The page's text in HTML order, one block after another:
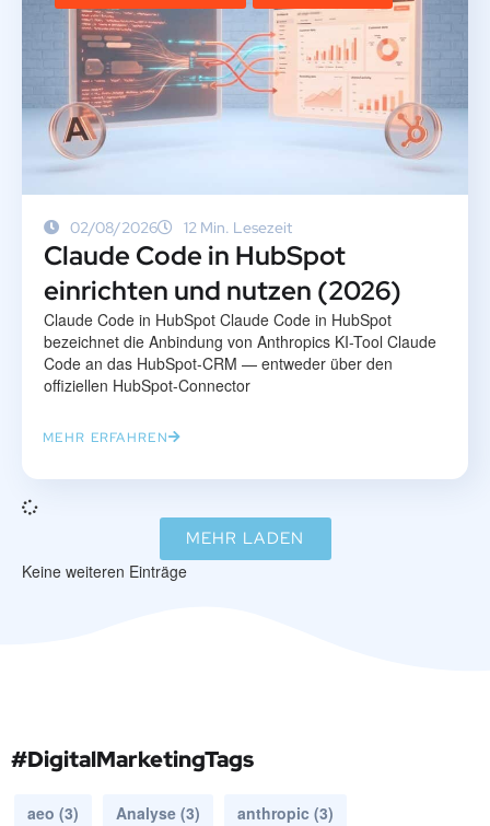
02/08/2026 12 Min. Lesezeit
Claude Code in HubSpot
einrichten und nutzen (2026)
Claude Code in HubSpot Claude Code in HubSpot
bezeichnet die Anbindung von Anthropics KI-Tool Claude
Code an das HubSpot-CRM — entweder über den
offiziellen HubSpot-Connector
MEHR ERFAHREN
MEHR LADEN
Keine weiteren Einträge
#DigitalMarketingTags
aeo (3) Analyse (3) anthropic (3)